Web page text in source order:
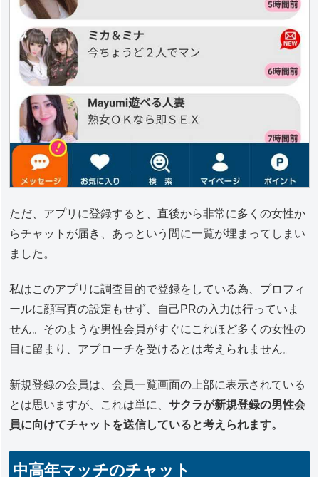
ただ、アプリに登録すると、直後から非常に多くの女性か
らチャットが届き、あっという間に一覧が埋まってしまい
ました。
私はこのアプリに調査目的で登録をしている為、プロフィ
ールに顔写真の設定もせず、自己PRの入力は行っていま
せん。そのような男性会員がすぐにこれほど多くの女性の
目に留まり、アプローチを受けるとは考えられません。
新規登録の会員は、会員一覧画面の上部に表示されている
とは思いますが、これは単に、サクラが新規登録の男性会
員に向けてチャットを送信していると考えられます。
中高年マッチのチャット